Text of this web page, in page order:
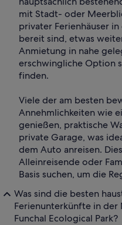
mit Stadt- oder
privater Ferienhäuser
bereit sind, etwas
Anmietung in nahe
erschwingliche Option
finden.
Viele der am besten
Annehmlichkeiten wie
genießen, praktische
private Garage, was
dem Auto anreisen.
Alleinreisende oder
Basis suchen, um die
Was sind die besten
Ferienunterkünfte in der
Funchal Ecological Park?